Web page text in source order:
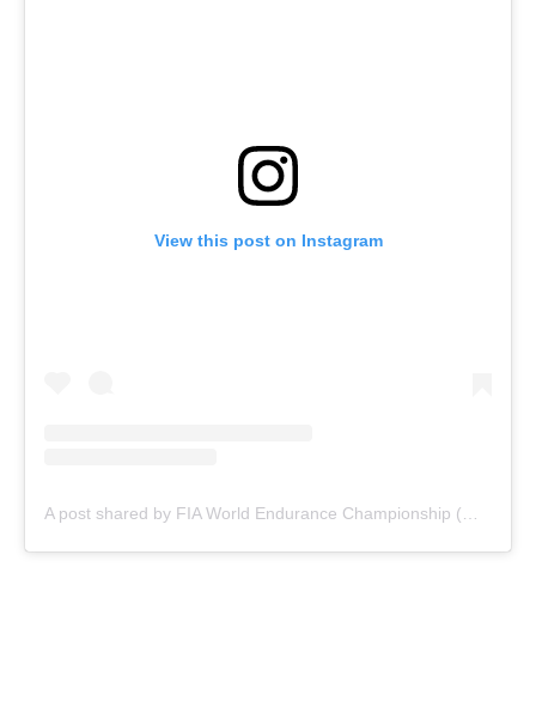
View this post on Instagram